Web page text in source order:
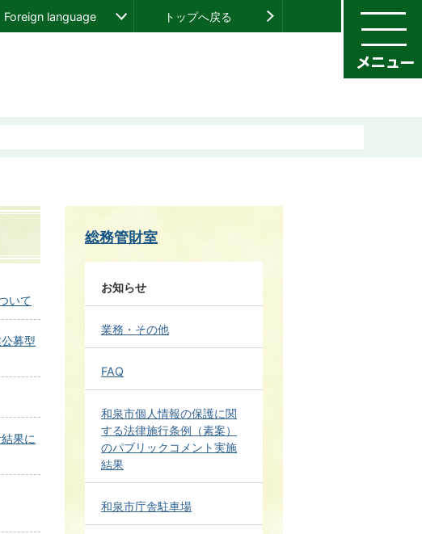
Foreign language トップへ戻る
いて
募型
果に
総務管財室
お知らせ
業務・その他
FAQ
和泉市個人情報の保護に関
する法律施行条例（素案）
のパブリックコメント実施
結果
和泉市庁舎駐車場